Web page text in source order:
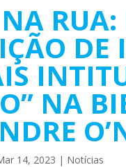
DE
NA
14, 2023 | Notícias